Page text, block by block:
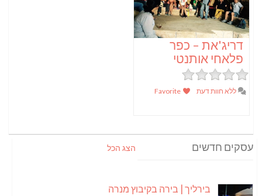
דריג'את – כפר
פלאחי אותנטי
ללא חוות דעת
עסקים חדשים הצג הכל
בירליך | בירה בקיבוץ מנרה